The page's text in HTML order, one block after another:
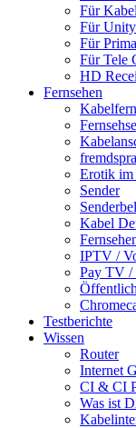
Für
Für
Für
Für Tele
HD
Fernsehen
Erotik
Sender
Kabel
IPTV /
Pay TV /
Testberichte
Wissen
Router
Internet
CI & CI
Was ist